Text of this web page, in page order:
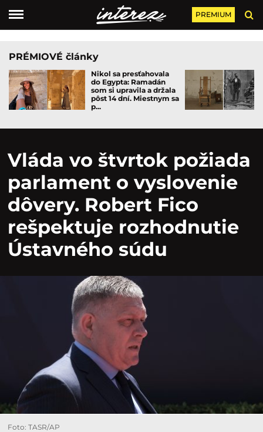
PREMIUM
PRÉMIOVÉ články
Nikol sa presťahovala
do Egypta: Ramadán
som si upravila a držala
pôst 14 dní. Miestnym sa
p...
Vláda vo štvrtok požiada
parlament o vyslovenie
dôvery. Robert Fico
rešpektuje rozhodnutie
Ústavného súdu
Foto: TASR/AP